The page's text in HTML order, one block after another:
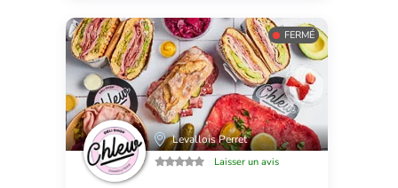
FERMÉ
Levallois Perret
Laisser un avis